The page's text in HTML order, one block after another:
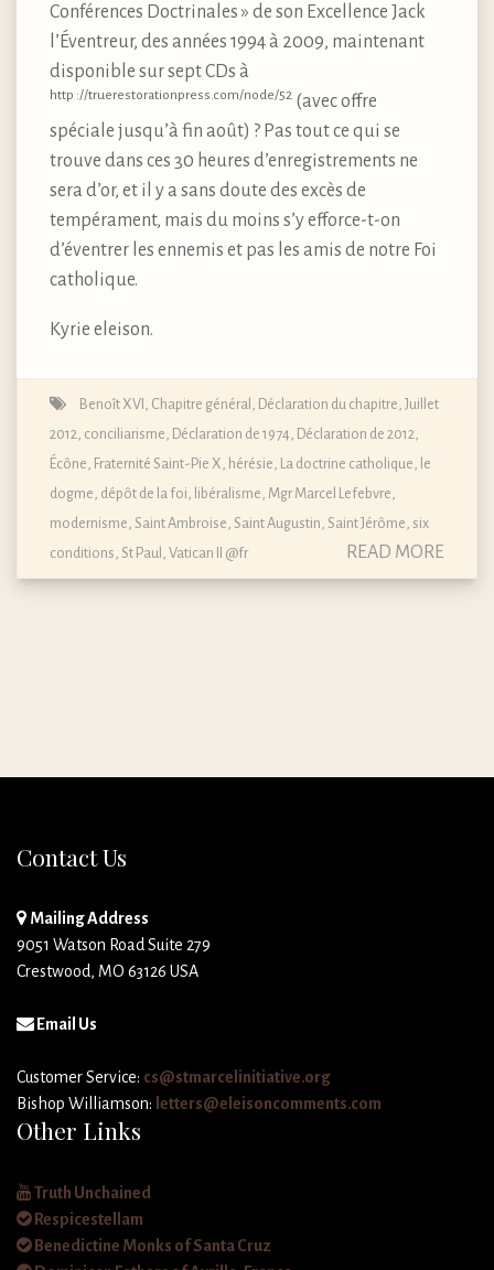
Conférences Doctrinales » de son Excellence Jack
l’Éventreur, des années 1994 à 2009, maintenant
disponible sur sept CDs à
http ://truerestorationpress.com/node/52 (avec offre
spéciale jusqu’à fin août) ? Pas tout ce qui se
trouve dans ces 30 heures d’enregistrements ne
sera d’or, et il y a sans doute des excès de
tempérament, mais du moins s’y efforce-t-on
d’éventrer les ennemis et pas les amis de notre Foi
catholique.
Kyrie eleison.
Benoît XVI
Chapitre général, Déclaration du chapitre, Juillet
2012 conciliarisme Déclaration de 1974 Déclaration de 2012
Écône Fraternité Saint-Pie X hérésie
La doctrine catholique, le
dogme, dépôt de la foi
libéralisme Mgr Marcel Lefebvre
modernisme Saint Ambroise Saint Augustin Saint Jérôme six
conditions St Paul Vatican II @fr READ MORE
Contact Us
Mailing Address
9051 Watson Road Suite 279
Crestwood, MO 63126 USA
Email Us
Customer Service: cs@stmarcelinitiative.org
Bishop Williamson: letters@eleisoncomments.com
Other Links
Truth Unchained
Respicestellam
Benedictine Monks of Santa Cruz